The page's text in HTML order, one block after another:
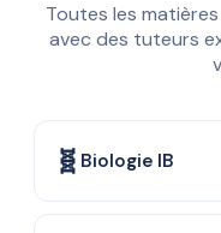
Toutes les matières
avec des tuteurs
🧬 Biologie IB